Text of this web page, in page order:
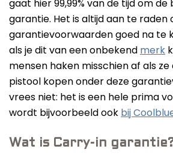
Professionele Massage Guns
Mini Massage Guns
Overige Producten
Beste Mini Massage Guns
Beste Professionele Massage
Addsfit
Compex
gaat hier 99,99% van de tijd om
garantie. Het is altijd aan te raden
garantievoorwaarden goed na te
als je dit van een onbekend merk
mensen haken misschien af als
pistool kopen onder deze
vrees niet: het is een hele prima
wordt bijvoorbeeld ook bij
Wat is Carry-in